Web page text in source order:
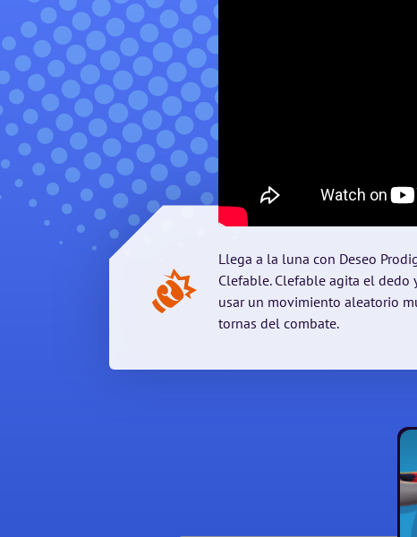
Llega a la luna con Deseo
Clefable. Clefable agita el dedo
usar un movimiento aleatorio
tornas del combate.